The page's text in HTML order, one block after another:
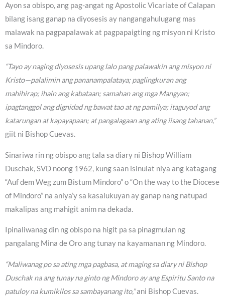
Ayon sa obispo, ang pag-angat ng Apostolic Vicariate of Calapan
bilang isang ganap na diyosesis ay nangangahulugang mas
malawak na pagpapalawak at pagpapaigting ng misyon ni Kristo
sa Mindoro.
“Tayo ay naging diyosesis upang lalo pang palawakin ang misyon ni
Kristo—palalimin ang pananampalataya; paglingkuran ang
mahihirap; ihain ang kabataan; samahan ang mga Mangyan;
ipagtanggol ang dignidad ng bawat tao at ng pamilya; itaguyod ang
katarungan at kapayapaan; at pangalagaan ang ating iisang tahanan,”
giit ni Bishop Cuevas.
Sinariwa rin ng obispo ang tala sa diary ni Bishop William
Duschak, SVD noong 1962, kung saan isinulat niya ang katagang
“Auf dem Weg zum Bistum Mindoro” o “On the way to the Diocese
of Mindoro” na aniya’y sa kasalukuyan ay ganap nang natupad
makalipas ang mahigit anim na dekada.
Ipinaliwanag din ng obispo na higit pa sa pinagmulan ng
pangalang Mina de Oro ang tunay na kayamanan ng Mindoro.
“Maliwanag po sa ating mga pagbasa, at maging sa diary ni Bishop
Duschak na ang tunay na ginto ng Mindoro ay ang Espiritu Santo na
patuloy na kumikilos sa sambayanang ito,”ani Bishop Cuevas.